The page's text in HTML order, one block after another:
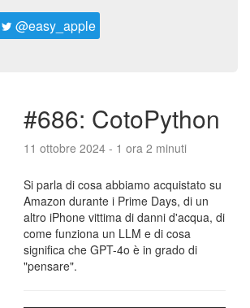
@easy_apple
#686: CotoPython
11 ottobre 2024 - 1 ora 2 minuti
Si parla di cosa abbiamo acquistato su
Amazon durante i Prime Days, di un
altro iPhone vittima di danni d'acqua, di
come funziona un LLM e di cosa
significa che GPT-4o è in grado di
"pensare".